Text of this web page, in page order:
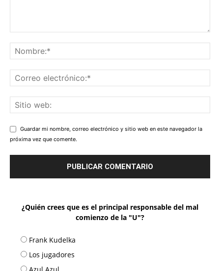
Guardar mi nombre, correo electrónico y sitio web en este navegador la
próxima vez que comente.
¿Quién crees que es el principal responsable del mal
comienzo de la "U"?
Frank Kudelka
Los jugadores